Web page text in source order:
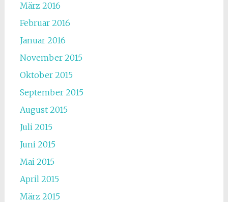
März 2016
Februar 2016
Januar 2016
November 2015
Oktober 2015
September 2015
August 2015
Juli 2015
Juni 2015
Mai 2015
April 2015
März 2015